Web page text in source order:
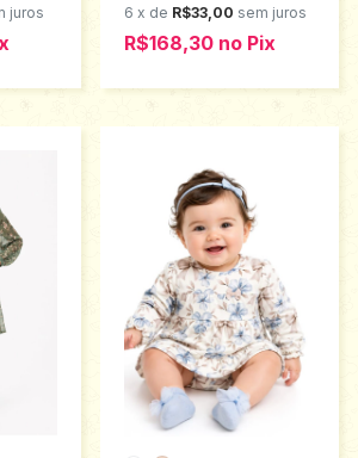
juros 6 x de R$33,00 sem juros
R$168,30 no Pix